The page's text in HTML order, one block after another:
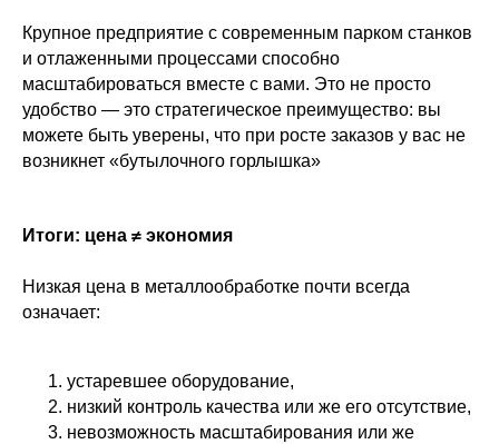
Крупное предприятие с современным парком станков
и отлаженными процессами способно
масштабироваться вместе с вами. Это не просто
удобство — это стратегическое преимущество: вы
можете быть уверены, что при росте заказов у вас не
возникнет «бутылочного горлышка»
Итоги: цена ≠ экономия
Низкая цена в металлообработке почти всегда
означает:
устаревшее оборудование,
низкий контроль качества или же его отсутствие,
невозможность масштабирования или же
Политика конфиденциальности
Согласие на обработку персональных
данных
Пользовательское соглашение